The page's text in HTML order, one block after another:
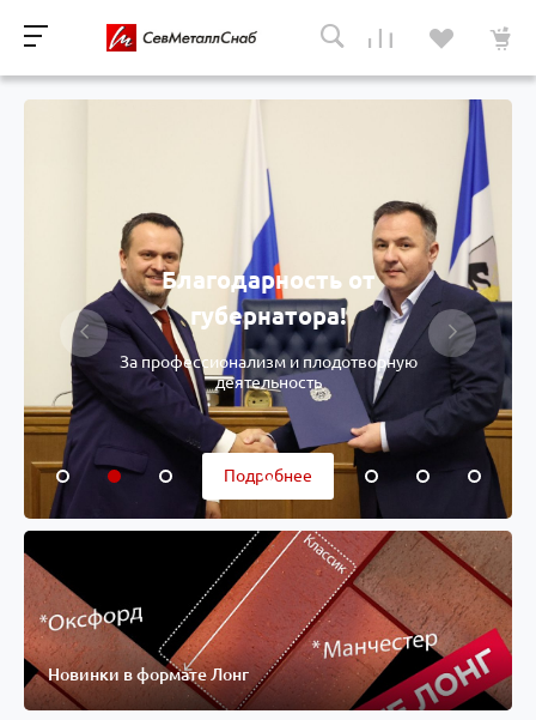
Благодарность от
губернатора!
За профессионализм и плодотворную
деятельность
Подробнее
Новинки в формате Лонг